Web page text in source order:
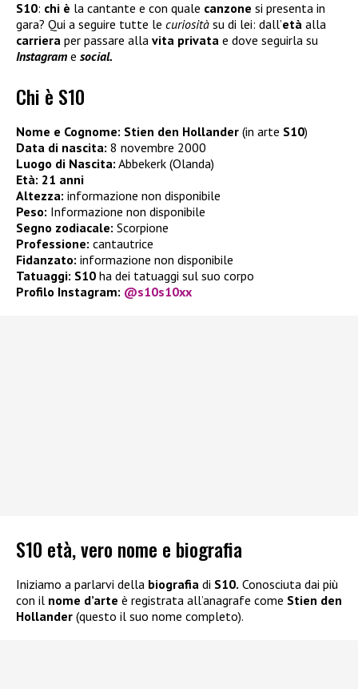
S10: chi è la cantante e con quale canzone si presenta in
gara? Qui a seguire tutte le curiosità su di lei: dall’età alla
carriera per passare alla vita privata e dove seguirla su
Instagram e social.
Chi è S10
Nome e Cognome: Stien den Hollander (in arte S10)
Data di nascita: 8 novembre 2000
Luogo di Nascita: Abbekerk (Olanda)
Età: 21 anni
Altezza: informazione non disponibile
Peso: Informazione non disponibile
Segno zodiacale: Scorpione
Professione: cantautrice
Fidanzato: informazione non disponibile
Tatuaggi: S10 ha dei tatuaggi sul suo corpo
Profilo Instagram: @s10s10xx
S10 età, vero nome e biografia
Iniziamo a parlarvi della biografia di S10. Conosciuta dai più
con il nome d’arte è registrata all’anagrafe come Stien den
Hollander (questo il suo nome completo).